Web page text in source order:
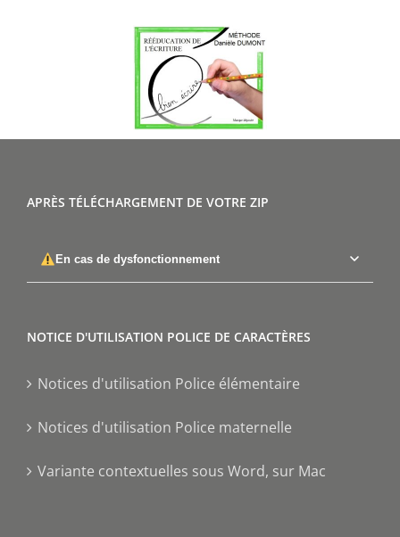
APRÈS TÉLÉCHARGEMENT DE VOTRE ZIP
En cas de dysfonctionnement
NOTICE D'UTILISATION POLICE DE CARACTÈRES
Notices d'utilisation Police élémentaire
Notices d'utilisation Police maternelle
Variante contextuelles sous Word, sur Mac